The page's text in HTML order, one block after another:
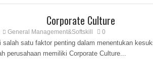
Corporate Culture
General Management&Softskill 0
satu faktor penting dalam menentukan
perusahaan memiliki Corporate Culture...